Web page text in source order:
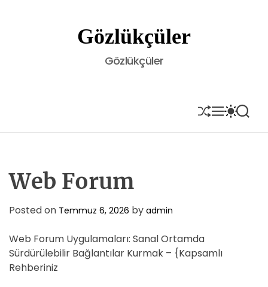
t
Gözlükçüler
Gözlükçüler
S
H
U
M
E
N
S
W
I
S
E
A
Web Forum
Posted on Temmuz 6, 2026 by admin
Web Forum Uygulamaları: Sanal Ortamda
Sürdürülebilir Bağlantılar Kurmak – {Kapsamlı
Rehberiniz